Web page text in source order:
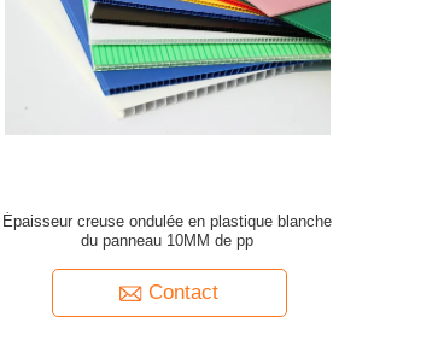
Épaisseur creuse ondulée en plastique blanche
du panneau 10MM de pp
Contact